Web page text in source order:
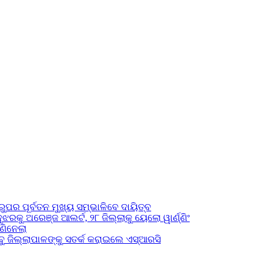
ପୂର୍ବତନ ମୁଖ୍ୟ ସମ୍ଭାଳିବେ ଦାୟିତ୍ବ
ଅରେଞ୍ଜ ଆଲର୍ଟ, ୨୮ ଜିଲ୍ଲାକୁ ୟେଲୋ ୱାର୍ଣ୍ଣିଂ
ଜିଲ୍ଲାପାଳଙ୍କୁ ସତର୍କ କରାଇଲେ ଏସ୍‌ଆରସି